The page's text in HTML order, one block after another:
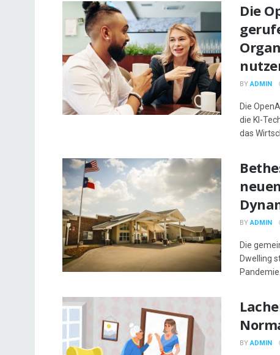
Die
BY ADMIN
Die
die KI-
das
BY ADMIN
Die
Dwelling
BY ADMIN